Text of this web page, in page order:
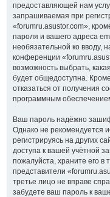
предоставляющей нам
запрашиваемая при
«forumru.asustor.com»,
пароля и вашего адреса
необязательной ко вводу,
конференции
возможность выбрать,
будет общедоступна. Кроме
отказаться от получения
программным
Ваш пароль надёжно
Однако не рекомендуется
регистрируясь на других
доступа к вашей учётной
пожалуйста, храните его в
представители
третье лицо не вправе
забудете ваш пароль к